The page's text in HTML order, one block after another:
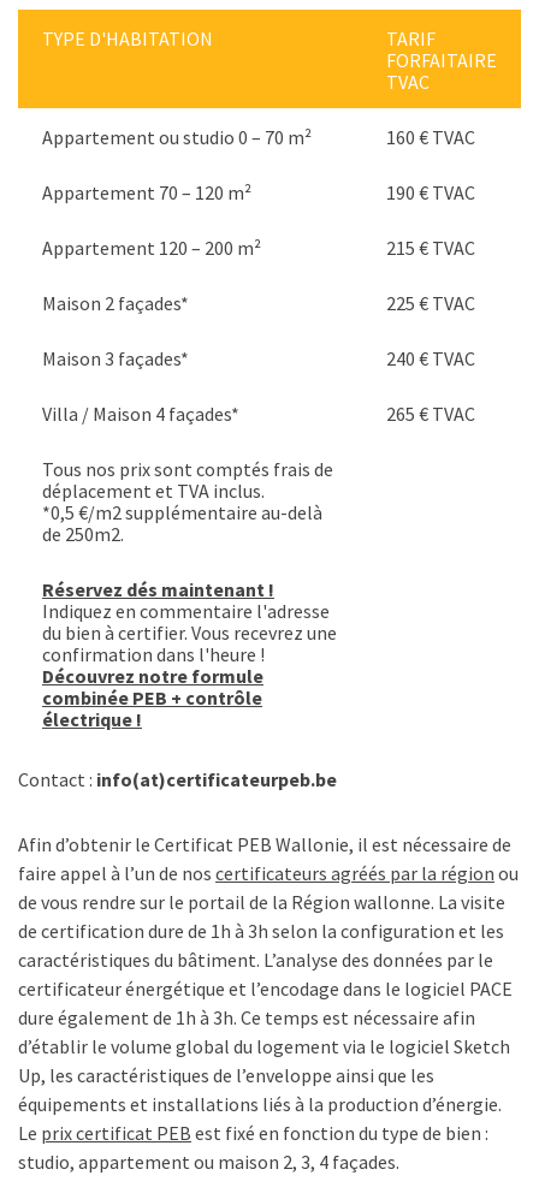
TYPE D'HABITATION
TARIF
FORFAITAIRE
TVAC
Appartement ou studio 0 – 70 m² 160 € TVAC
Appartement 70 – 120 m² 190 € TVAC
Appartement 120 – 200 m² 215 € TVAC
Maison 2 façades* 225 € TVAC
Maison 3 façades* 240 € TVAC
Villa / Maison 4 façades* 265 € TVAC
Tous nos prix sont comptés frais de
déplacement et TVA inclus.
*0,5 €/m2 supplémentaire au-delà
de 250m2.
Réservez dés maintenant !
Indiquez en commentaire l'adresse
du bien à certifier. Vous recevrez une
confirmation dans l'heure !
Découvrez notre formule
combinée PEB + contrôle
électrique !
Contact : info(at)certificateurpeb.be
Afin d’obtenir le Certificat PEB Wallonie, il est nécessaire de
faire appel à l’un de nos certificateurs agréés par la région ou
de vous rendre sur le portail de la Région wallonne. La visite
de certification dure de 1h à 3h selon la configuration et les
caractéristiques du bâtiment. L’analyse des données par le
certificateur énergétique et l’encodage dans le logiciel PACE
dure également de 1h à 3h. Ce temps est nécessaire afin
d’établir le volume global du logement via le logiciel Sketch
Up, les caractéristiques de l’enveloppe ainsi que les
équipements et installations liés à la production d’énergie.
Le prix certificat PEB est fixé en fonction du type de bien :
studio, appartement ou maison 2, 3, 4 façades.